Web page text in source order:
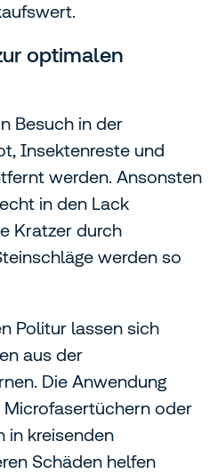
optimalen
Besuch in der
Insektenreste und
werden. Ansonsten
in den Lack
Kratzer durch
werden so
Politur lassen sich
aus der
Die Anwendung
oder
in kreisenden
Schäden helfen